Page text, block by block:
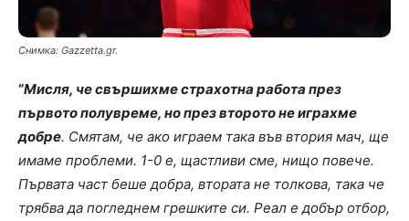
Снимка: Gazzetta.gr.
“Мисля, че свършихме страхотна работа през
първото полувреме, но през второто не играхме
добре. Смятам, че ако играем така във втория мач, ще
имаме проблеми. 1-0 е, щастливи сме, нищо повече.
Първата част беше добра, втората не толкова, така че
трябва да погледнем грешките си. Реал е добър отбор,